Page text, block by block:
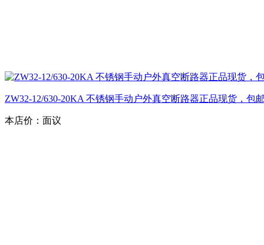
ZW32-12/630-20KA 不锈钢手动户外真空断路器正品现货，包
本店价： 面议